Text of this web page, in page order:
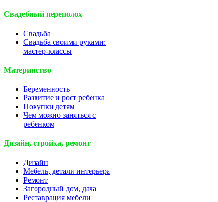
Свадебный переполох
Свадьба
Свадьба своими руками:
мастер-классы
Материнство
Беременность
Развитие и рост ребенка
Покупки детям
Чем можно заняться с
ребенком
Дизайн, стройка, ремонт
Дизайн
Мебель, детали интерьера
Ремонт
Загородный дом, дача
Реставрация мебели